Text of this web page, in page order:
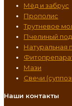
Мёд и забрус
Прополис
Трутневое
Пчелиный
Натуральная
Мази
Свечи
Наши контакты